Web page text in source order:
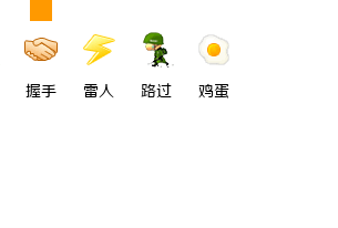
握手 雷人 路过 鸡蛋